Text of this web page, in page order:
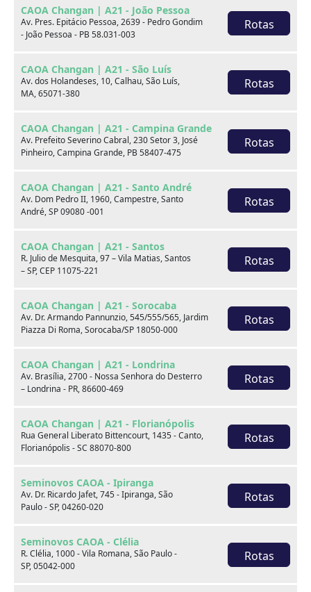
CAOA Changan | A21 - João Pessoa
Av. Pres. Epitácio Pessoa, 2639 - Pedro Gondim
- João Pessoa - PB 58.031-003
Rotas
CAOA Changan | A21 - São Luís
Av. dos Holandeses, 10, Calhau, São Luís,
MA, 65071-380
Rotas
CAOA Changan | A21 - Campina Grande
Av. Prefeito Severino Cabral, 230 Setor 3, José
Pinheiro, Campina Grande, PB 58407-475
Rotas
CAOA Changan | A21 - Santo André
Av. Dom Pedro II, 1960, Campestre, Santo
André, SP 09080 -001
Rotas
CAOA Changan | A21 - Santos
R. Julio de Mesquita, 97 – Vila Matias, Santos
– SP, CEP 11075-221
Rotas
CAOA Changan | A21 - Sorocaba
Av. Dr. Armando Pannunzio, 545/555/565, Jardim
Piazza Di Roma, Sorocaba/SP 18050-000
Rotas
CAOA Changan | A21 - Londrina
Av. Brasília, 2700 - Nossa Senhora do Desterro
– Londrina - PR, 86600-469
Rotas
CAOA Changan | A21 - Florianópolis
Rua General Liberato Bittencourt, 1435 - Canto,
Florianópolis - SC 88070-800
Rotas
Seminovos CAOA - Ipiranga
Av. Dr. Ricardo Jafet, 745 - Ipiranga, São
Paulo - SP, 04260-020
Rotas
Seminovos CAOA - Clélia
R. Clélia, 1000 - Vila Romana, São Paulo -
SP, 05042-000
Rotas
xxxxxx/xxxxxx
xxxxxx/xxxxxx
xxx
Consulte por marca
Destaques